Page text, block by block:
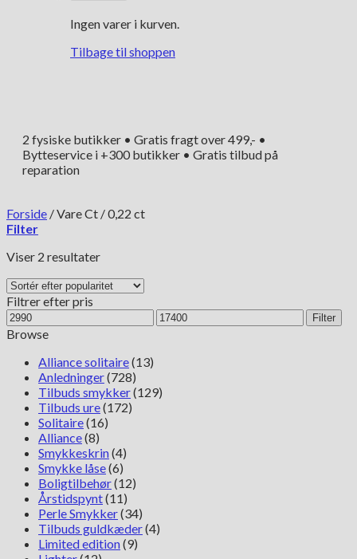
Ingen varer i kurven.
Tilbage til shoppen
2 fysiske butikker • Gratis fragt over 499,- •
Bytteservice i +300 butikker • Gratis tilbud på
reparation
Forside /Vare Ct /0,22 ct
Filter
Viser 2 resultaterSorteret
popularitet
Filtrer efter pris
Mindste
pris
Højeste
pris
Filter
Browse
Alliance solitaire(13)
Anledninger(728)
Tilbuds smykker(129)
Tilbuds ure(172)
Solitaire(16)
Alliance(8)
Smykkeskrin(4)
Smykke låse(6)
Boligtilbehør(12)
Årstidspynt(11)
Perle Smykker(34)
Tilbuds guldkæder(4)
Limited edition(9)